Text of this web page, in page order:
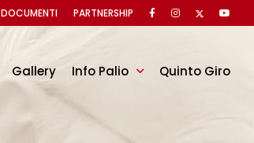
Gallery Info Palio Quinto Giro
DOCUMENTI PARTNERSHIP